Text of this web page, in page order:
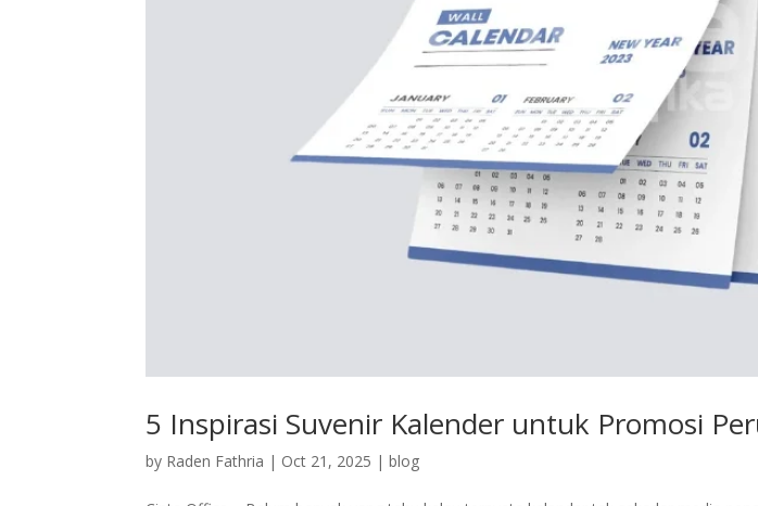
5 Inspirasi Suvenir Kalender untuk Promosi
by Raden Fathria | Oct 21, 2025 |blog